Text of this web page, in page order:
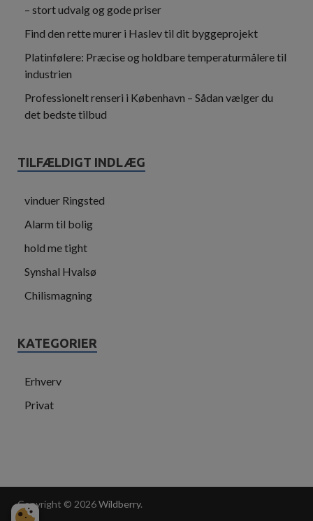
– stort udvalg og gode priser
Find den rette murer i Haslev til dit byggeprojekt
Platinfølere: Præcise og holdbare temperaturmålere til
industrien
Professionelt renseri i København – Sådan vælger du
det bedste tilbud
TILFÆLDIGT INDLÆG
vinduer Ringsted
Alarm til bolig
hold me tight
Synshal Hvalsø
Chilismagning
KATEGORIER
Erhverv
Privat
Copyright © 2026Wildberry.